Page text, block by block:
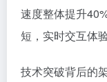
速度整体提升
短，实时交互体
技术突破背后的